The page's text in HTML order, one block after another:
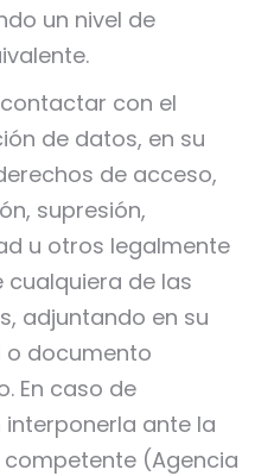
un nivel de
con el
de datos, en su
de acceso,
supresión,
u otros legalmente
de las
adjuntando en su
o documento
En caso de
ante la
(Agencia